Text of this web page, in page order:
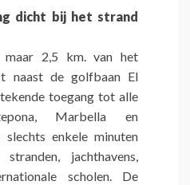
dicht bij het strand
2,5 km. van het
naast de golfbaan El
toegang tot alle
Marbella en
slechts enkele minuten
jachthavens,
scholen. De